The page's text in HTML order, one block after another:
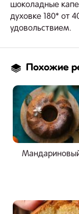
шоколадные
духовке 180* от
удовольствием.
Похожие